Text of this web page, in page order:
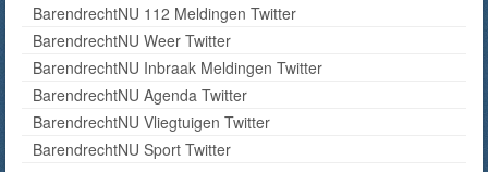
BarendrechtNU 112 Meldingen Twitter
BarendrechtNU Weer Twitter
BarendrechtNU Inbraak Meldingen Twitter
BarendrechtNU Agenda Twitter
BarendrechtNU Vliegtuigen Twitter
BarendrechtNU Sport Twitter